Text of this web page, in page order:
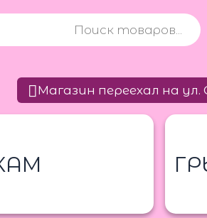
Магазин переехал на ул.